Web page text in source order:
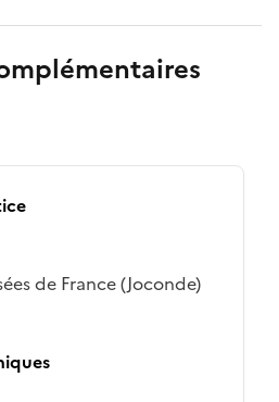
de France (Joconde)